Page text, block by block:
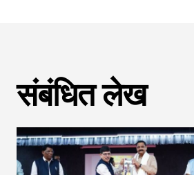
संबंधित लेख